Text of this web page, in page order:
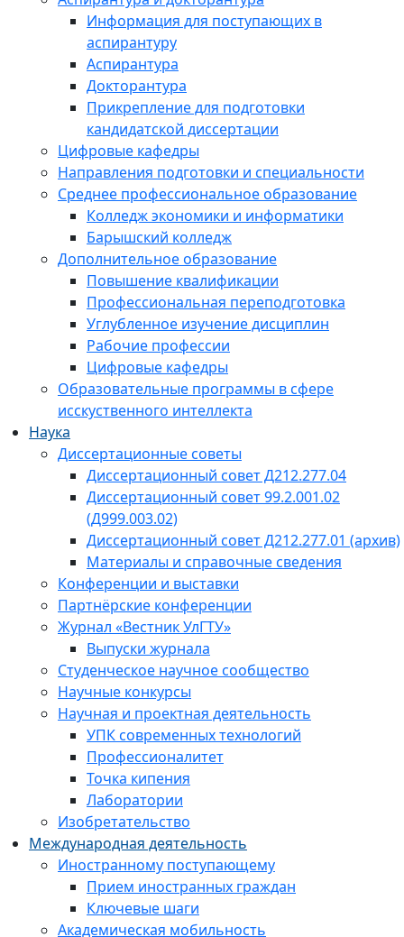
Информация для поступающих в
аспирантуру
Аспирантура
Докторантура
Прикрепление для подготовки
кандидатской диссертации
Цифровые кафедры
Направления подготовки и специальности
Среднее профессиональное образование
Колледж экономики и информатики
Барышский колледж
Дополнительное образование
Повышение квалификации
Профессиональная переподготовка
Углубленное изучение дисциплин
Рабочие профессии
Цифровые кафедры
Образовательные программы в сфере
исскуственного интеллекта
Наука
Диссертационные советы
Диссертационный совет Д212.277.04
Диссертационный совет 99.2.001.02
(Д999.003.02)
Диссертационный совет Д212.277.01 (архив)
Материалы и справочные сведения
Конференции и выставки
Партнёрские конференции
Журнал «Вестник УлГТУ»
Выпуски журнала
Студенческое научное сообщество
Научные конкурсы
Научная и проектная деятельность
УПК современных технологий
Профессионалитет
Точка кипения
Лаборатории
Изобретательство
Международная деятельность
Иностранному поступающему
Прием иностранных граждан
Ключевые шаги
Академическая мобильность